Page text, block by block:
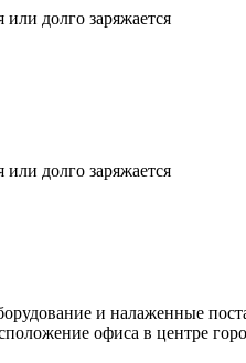
долго заряжается
долго заряжается
и налаженные
офиса в центре